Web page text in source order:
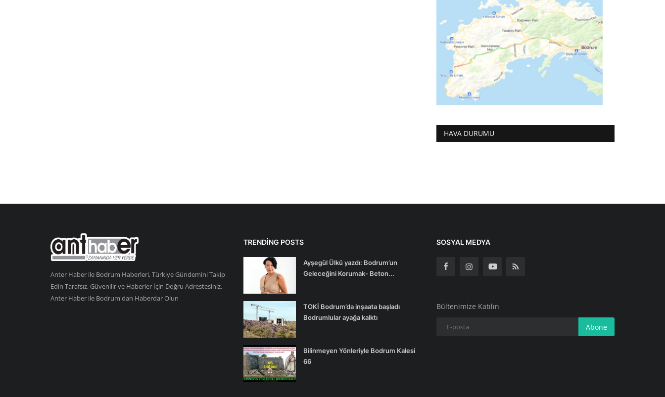
HAVA DURUMU
Anter Haber ile Bodrum Haberleri, Türkiye Gündemini Takip
Edin Tarafsız, Güvenilir ve Haberler İçin Doğru Adrestesiniz.
Anter Haber ile Bodrum'dan Haberdar Olun
TRENDING POSTS
Ayşegül Ülkü yazdı: Bodrum’un
Geleceğini Korumak- Beton...
TOKİ Bodrum’da inşaata başladı
Bodrumlular ayağa kalktı
Bilinmeyen Yönleriyle Bodrum Kalesi
66
SOSYAL MEDYA
Bültenimize Katılın
Abone